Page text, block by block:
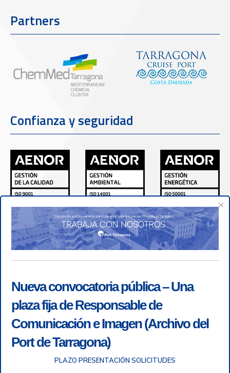
Partners
Confianza y seguridad
×
Nueva convocatoria pública – Una
plaza fija de Responsable de
Comunicación e Imagen (Archivo del
Port de Tarragona)
PLAZO PRESENTACIÓN SOLICITUDES